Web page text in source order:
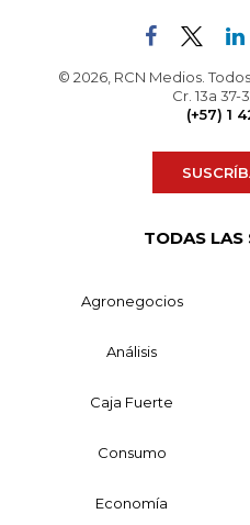
© 2026, RCN Medios.
Cr. 13a
(+57) 1
TODAS LAS
Agronegocios
Análisis
Caja Fuerte
Consumo
Economía